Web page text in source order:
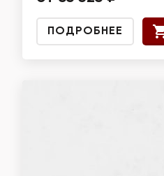
ПОДРОБНЕЕ